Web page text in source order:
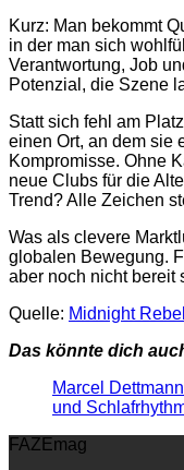
Kurz: Man bekommt
in der man sich
Verantwortung, Job
Potenzial, die Szene
Statt sich fehl am
einen Ort, an dem sie
Kompromisse. Ohne
neue Clubs für die
Trend? Alle Zeichen
Was als clevere
globalen Bewegung.
aber noch nicht bereit
Quelle: Midnight
Das könnte dich
Marcel
und
FAZEmag